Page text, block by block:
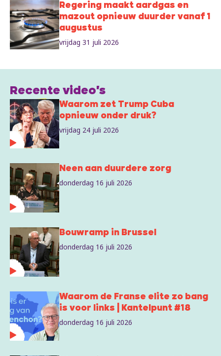
Regering maakt aardgas en
mazout opnieuw duurder vanaf 1
augustus
vrijdag 31 juli 2026
Recente video's
Waarom zet Trump Cuba
opnieuw onder druk?
vrijdag 24 juli 2026
Neen aan duurdere zorg
donderdag 16 juli 2026
Bouwramp in Brussel
donderdag 16 juli 2026
Waarom de Franse elite zo bang
is voor links | Kantelpunt #18
donderdag 16 juli 2026